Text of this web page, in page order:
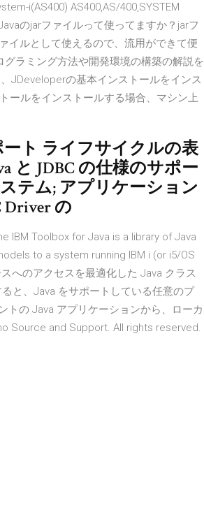
i(AS400) AS400,AS/400,SYSTEM
のjarファイルって使ってますか？jarフ
イルとして使えるので、流用ができて便
ラミング方法や開発環境の構築の解説を
JDeveloperの基本インストールをインス
ールをインストールする場合、マシン上
ート ライフサイクルの表
と JDBC の仕様のサポー
テム; アプリケーション
Driver の
IBM Toolbox for Java is a library of Java
to a system running IBM i (or i5/OS
へのアクセスを最適化した Java クラス
と、Java をサポートしている任意のプ
トの Java アプリケーションから、ローカ
Source and Support. All rights reserved.